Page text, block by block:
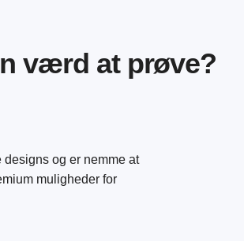
værd at prøve?
og er nemme at
muligheder for